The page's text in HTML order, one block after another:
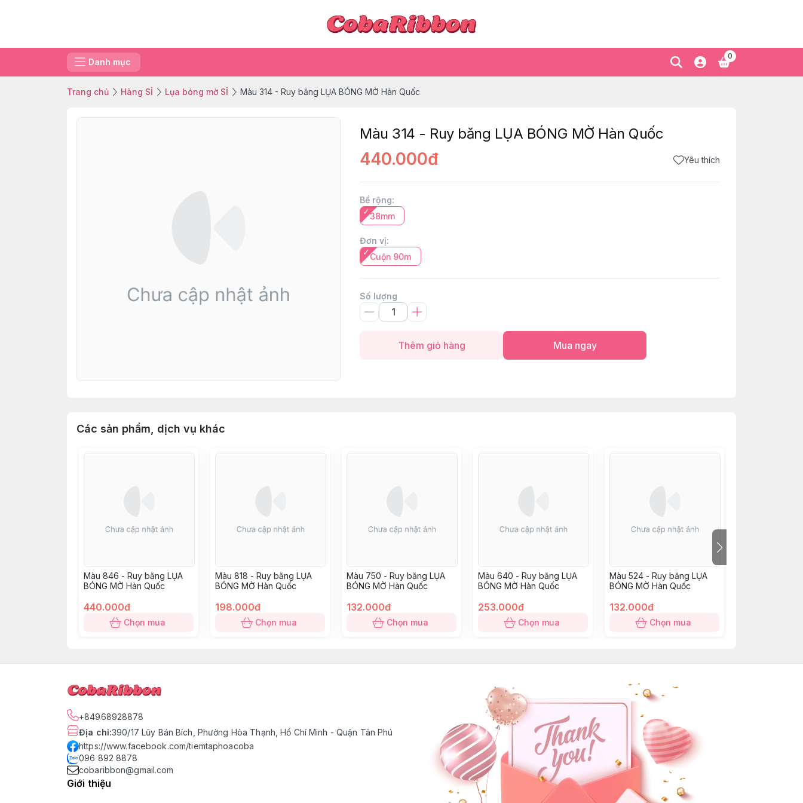
Danh mục
0
Trang chủ Hàng SỈ Lụa bóng mờ SỈ Màu 314 - Ruy băng LỤA BÓNG MỜ Hàn Quốc
Màu 314 - Ruy băng LỤA BÓNG MỜ Hàn Quốc
440.000đ Yêu thích
Bề rộng:
38mm
Đơn vị:
Cuộn 90m
Số lượng
Thêm giỏ hàng Mua ngay
Các sản phẩm, dịch vụ khác
Màu 846 - Ruy băng LỤA
BÓNG MỜ Hàn Quốc
440.000đ
Chọn mua
Màu 818 - Ruy băng LỤA
BÓNG MỜ Hàn Quốc
198.000đ
Chọn mua
Màu 750 - Ruy băng LỤA
BÓNG MỜ Hàn Quốc
132.000đ
Chọn mua
Màu 640 - Ruy băng LỤA
BÓNG MỜ Hàn Quốc
253.000đ
Chọn mua
Màu 524 - Ruy băng LỤA
BÓNG MỜ Hàn Quốc
132.000đ
Chọn mua
+84968928878
Địa chỉ:390/17 Lũy Bán Bích, Phường Hòa Thạnh, Hồ Chí Minh - Quận Tân Phú
https://www.facebook.com/tiemtaphoacoba
096 892 8878
cobaribbon@gmail.com
Giới thiệu